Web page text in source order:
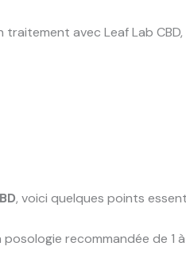
avec Leaf Lab
, voici quelques points
recommandée de 1